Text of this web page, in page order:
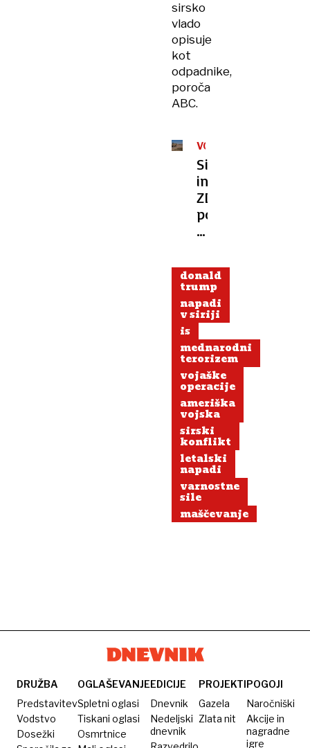
sirsko
vlado
opisuje
kot
odpadnike,
poroča
ABC.
VOJAŠKA
OPERACIJA
Sirija
in
ZDA
po
napadu
proti
Islamski
državi
donald
trump
napadi
v siriji
is
mednarodni
terorizem
vojaške
operacije
ameriška
vojska
sirski
konflikt
letalski
napadi
varnostne
sile
maščevanje
DRUŽBA
Predstavitev
Vodstvo
Dosežki
OGLAŠEVANJE
Spletni oglasi
Tiskani oglasi
Osmrtnice
EDICIJE
Dnevnik
Nedeljski
dnevnik
PROJEKTI
Gazela
Zlata nit
POGOJI
Naročniški
Akcije in
nagradne
igre